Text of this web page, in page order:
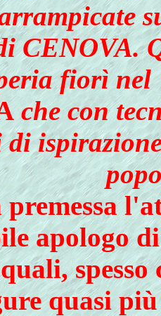
CENOVA.
fiorì nel
che con
di
premessa
apologo
quasi